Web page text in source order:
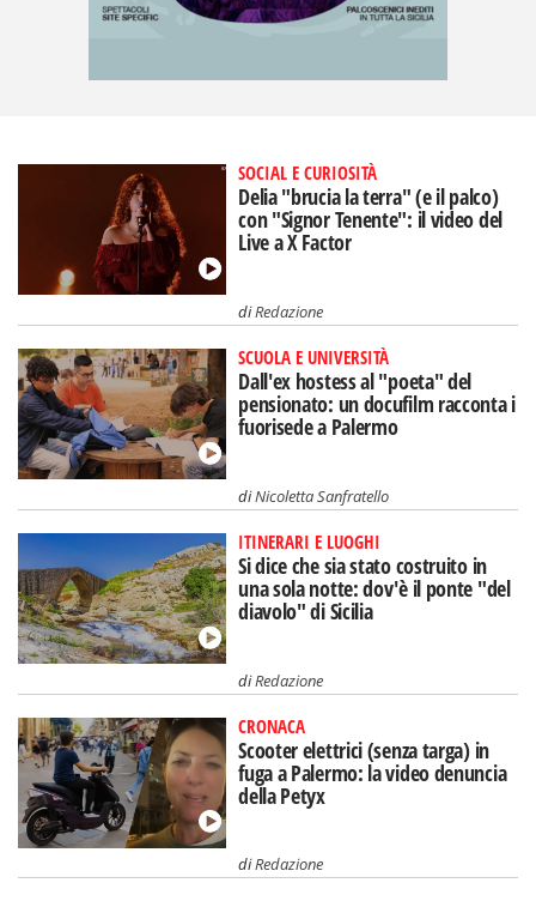
SOCIAL E CURIOSITÀ
Delia "brucia la terra" (e il palco)
con "Signor Tenente": il video del
Live a X Factor
diRedazione
SCUOLA E UNIVERSITÀ
Dall'ex hostess al "poeta" del
pensionato: un docufilm racconta i
fuorisede a Palermo
diNicoletta Sanfratello
ITINERARI E LUOGHI
Si dice che sia stato costruito in
una sola notte: dov'è il ponte "del
diavolo" di Sicilia
diRedazione
CRONACA
Scooter elettrici (senza targa) in
fuga a Palermo: la video denuncia
della Petyx
diRedazione